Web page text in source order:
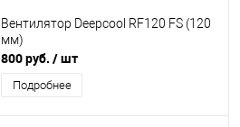
Вентилятор Deepcool RF120 FS (120
мм)
800 руб. / шт
Подробнее